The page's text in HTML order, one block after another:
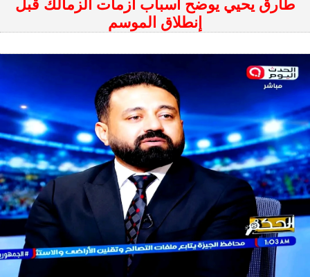
طارق يحيي يوضح أسباب ازمات الزمالك قبل
إنطلاق الموسم